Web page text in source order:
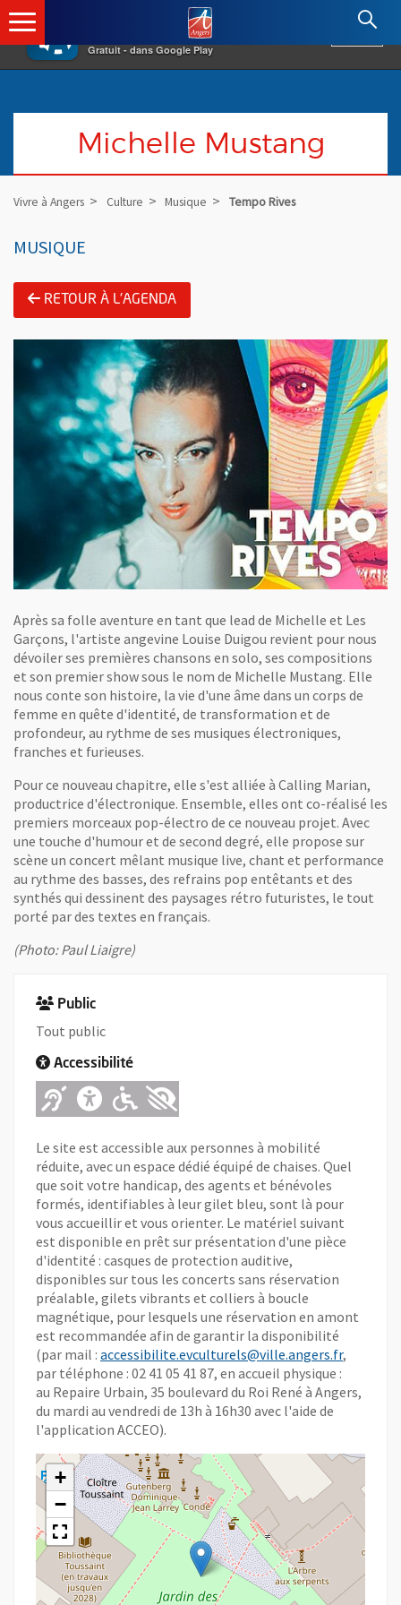
×
Gratuit - dans Google Play
Angers.fr : Retour à l'accueil
Michelle Mustang
Vivre à Angers Culture Musique Tempo Rives
MUSIQUE
RETOUR À L'AGENDA
Après sa folle aventure en tant que lead de Michelle et Les
Garçons, l'artiste angevine Louise Duigou revient pour nous
dévoiler ses premières chansons en solo, ses compositions
et son premier show sous le nom de Michelle Mustang. Elle
nous conte son histoire, la vie d'une âme dans un corps de
femme en quête d'identité, de transformation et de
profondeur, au rythme de ses musiques électroniques,
franches et furieuses.
Pour ce nouveau chapitre, elle s'est alliée à Calling Marian,
productrice d'électronique. Ensemble, elles ont co-réalisé les
premiers morceaux pop-électro de ce nouveau projet. Avec
une touche d'humour et de second degré, elle propose sur
scène un concert mêlant musique live, chant et performance
au rythme des basses, des refrains pop entêtants et des
synthés qui dessinent des paysages rétro futuristes, le tout
porté par des textes en français.
(Photo: Paul Liaigre)
Public
Tout public
Accessibilité
Adapté pour l'handicap Auditif
Adapté pour l'handicap
Adapté pour l'handicap
Le site est accessible aux personnes à mobilité
réduite, avec un espace dédié équipé de chaises. Quel
que soit votre handicap, des agents et bénévoles
formés, identifiables à leur gilet bleu, sont là pour
vous accueillir et vous orienter. Le matériel suivant
est disponible en prêt sur présentation d'une pièce
d'identité : casques de protection auditive,
disponibles sur tous les concerts sans réservation
préalable, gilets vibrants et colliers à boucle
magnétique, pour lesquels une réservation en amont
est recommandée afin de garantir la disponibilité
(par mail : accessibilite.evculturels@ville.angers.fr,
par téléphone : 02 41 05 41 87, en accueil physique :
au Repaire Urbain, 35 boulevard du Roi René à Angers,
du mardi au vendredi de 13h à 16h30 avec l'aide de
l'application ACCEO).
+
−